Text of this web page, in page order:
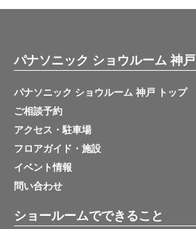
パナソニック ショウルーム 神戸
パナソニック ショウルーム 神戸 トップ
ご相談予約
アクセス・駐車場
フロアガイド・施設
イベント情報
問い合わせ
ショールームでできること